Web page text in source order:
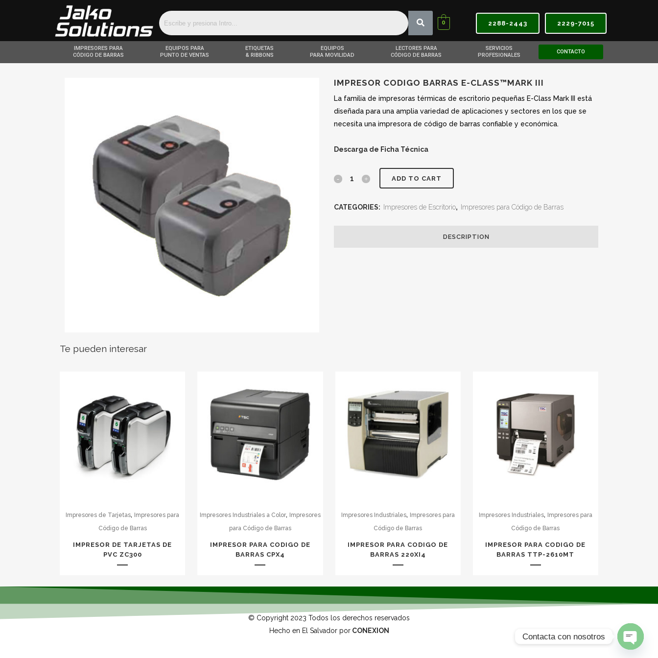
0 2288-2443 2229-7015
IMPRESORES PARA
CÓDIGO DE BARRAS
EQUIPOS PARA
PUNTO DE VENTAS
ETIQUETAS
& RIBBONS
EQUIPOS
PARA MOVILIDAD
LECTORES PARA
CÓDIGO DE BARRAS
SERVICIOS
PROFESIONALES
CONTACTO
IMPRESOR CODIGO BARRAS E-CLASS™MARK III
La familia de impresoras térmicas de escritorio pequeñas E-Class Mark III está
diseñada para una amplia variedad de aplicaciones y sectores en los que se
necesita una impresora de código de barras confiable y económica.
Descarga de Ficha Técnica
ADD TO CART
CATEGORIES: Impresores de Escritorio, Impresores para Código de Barras
DESCRIPTION
Te pueden interesar
Impresores de Tarjetas, Impresores para
Código de Barras
IMPRESOR DE TARJETAS DE
PVC ZC300
Impresores Industriales a Color, Impresores
para Código de Barras
IMPRESOR PARA CODIGO DE
BARRAS CPX4
Impresores Industriales, Impresores para
Código de Barras
IMPRESOR PARA CODIGO DE
BARRAS 220XI4
Impresores Industriales, Impresores para
Código de Barras
IMPRESOR PARA CODIGO DE
BARRAS TTP-2610MT
© Copyright 2023 Todos los derechos reservados
Hecho en El Salvador por CONEXION
Contacta con nosotros